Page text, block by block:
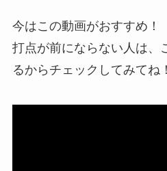
今はこの動画がおすすめ！
打点が前にならない人は、
るからチェックしてみてね！